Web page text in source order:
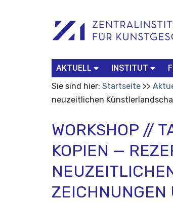
Werkzeuge
Search…
AKTUELL INSTITUT
Sie sind hier: Startseite
neuzeitlichen
WORKSHOP //
KOPIEN —
ZEICHNUNGEN